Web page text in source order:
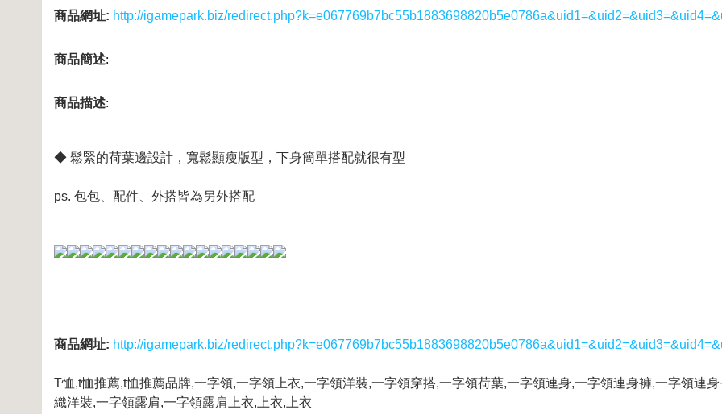
商品網址: http://igamepark.biz/
商品簡述:
商品描述:
◆ 鬆緊的荷葉邊設計，寬鬆顯瘦版型，下身簡單搭配就很有型
ps. 包包、配件、外搭皆為另外搭配
商品網址: http://igamepark.biz/
T恤,t恤推薦,t恤推薦品牌,一字領,一字領上衣,一字領洋裝,一字領穿搭,一字領荷葉,一字領連身,一字領連身褲,一字領連
織洋裝,一字領露肩,一字領露肩上衣, 上衣, 上衣